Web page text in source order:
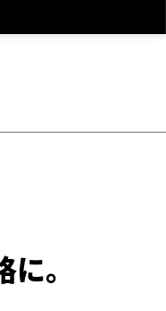
。